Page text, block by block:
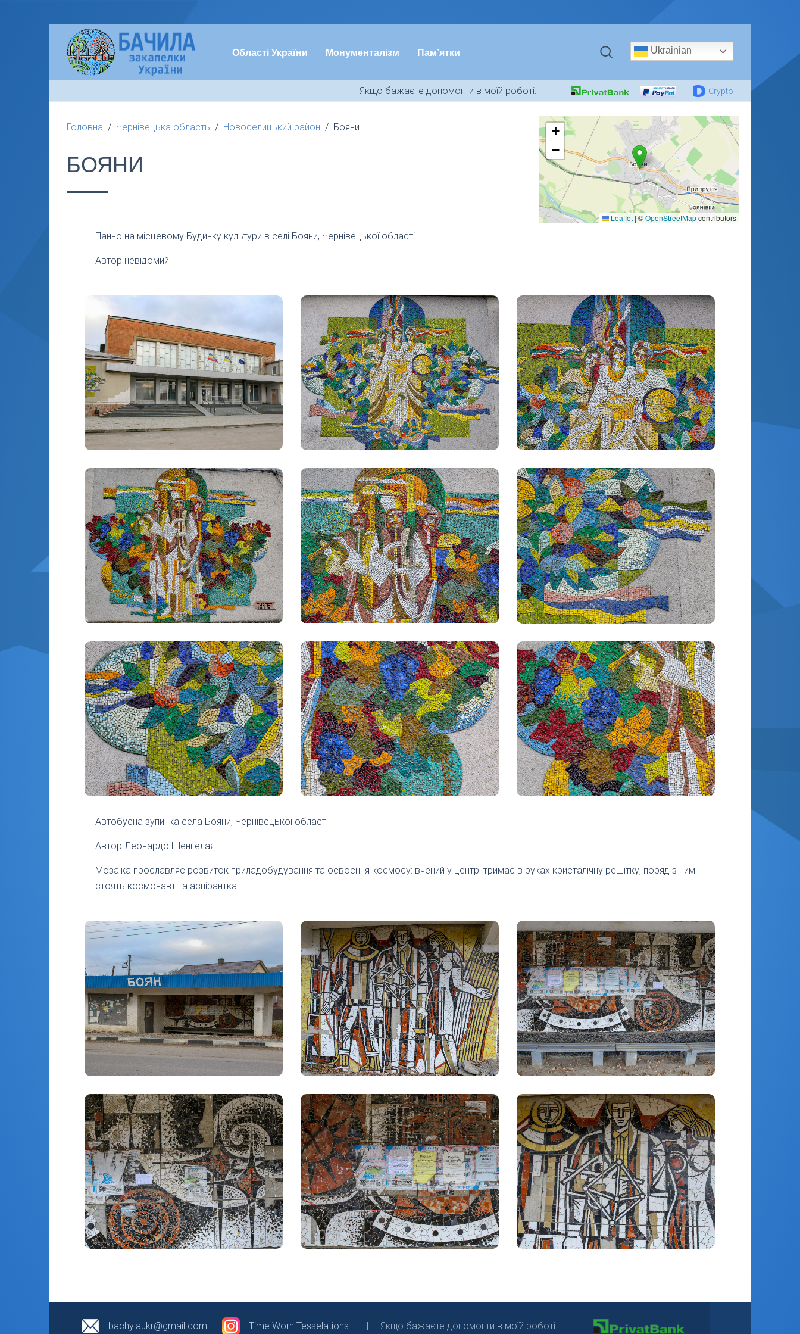
Області України Монументалізм Пам’ятки Ukrainian
Якщо бажаєте допомогти в моїй роботі: Crypto
Головна Чернівецька область Новоселицький район Бояни
БОЯНИ
+
−
Leaflet | ©OpenStreetMapcontributors
Панно на місцевому Будинку культури в селі Бояни, Чернівецької області
Автор невідомий
Автобусна зупинка села Бояни, Чернівецької області
Автор Леонардо Шенгелая
Мозаїка прославляє розвиток приладобудування та освоєння космосу: вчений у центрі тримає в руках кристалічну решітку, поряд з ним
стоять космонавт та аспірантка.
bachylaukr@gmail.com Time Worn Tesselations Якщо бажаєте допомогти в моїй роботі: